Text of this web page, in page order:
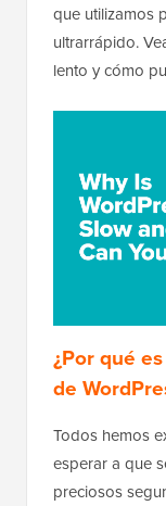
que utilizamos
ultrarrápido.
lento y cómo
¿Por qué
de
Todos hemos
esperar a que
preciosos